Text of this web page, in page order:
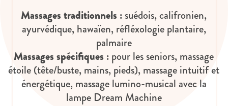
Massages traditionnels :suédois, califronien,
ayurvédique, hawaïen, réfléxologie plantaire,
palmaire
Massages spécifiques : pour les seniors, massage
étoile (tête/buste, mains, pieds), massage intuitif et
énergétique, massage lumino-musical avec la
lampe Dream Machine